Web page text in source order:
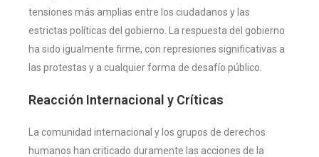
tensiones más amplias entre los ciudadanos y las
estrictas políticas del gobierno. La respuesta del gobierno
ha sido igualmente firme, con represiones significativas a
las protestas y a cualquier forma de desafío público​.
Reacción Internacional y Críticas
La comunidad internacional y los grupos de derechos
humanos han criticado duramente las acciones de la